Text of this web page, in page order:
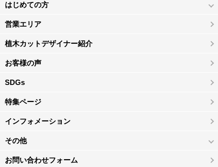
はじめての方
営業エリア
植木カットデザイナー紹介
お客様の声
SDGs
特集ページ
インフォメーション
その他
お問い合わせフォーム